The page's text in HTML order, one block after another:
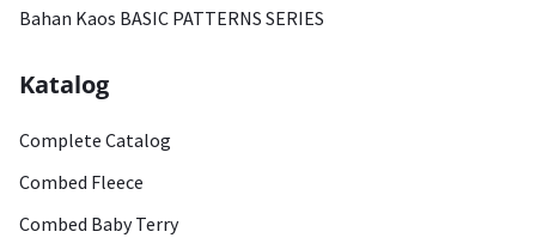
Bahan Kaos BASIC PATTERNS SERIES
Katalog
Complete Catalog
Combed Fleece
Combed Baby Terry